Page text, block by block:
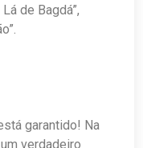
de Bagdá”,
garantido! Na
verdadeiro